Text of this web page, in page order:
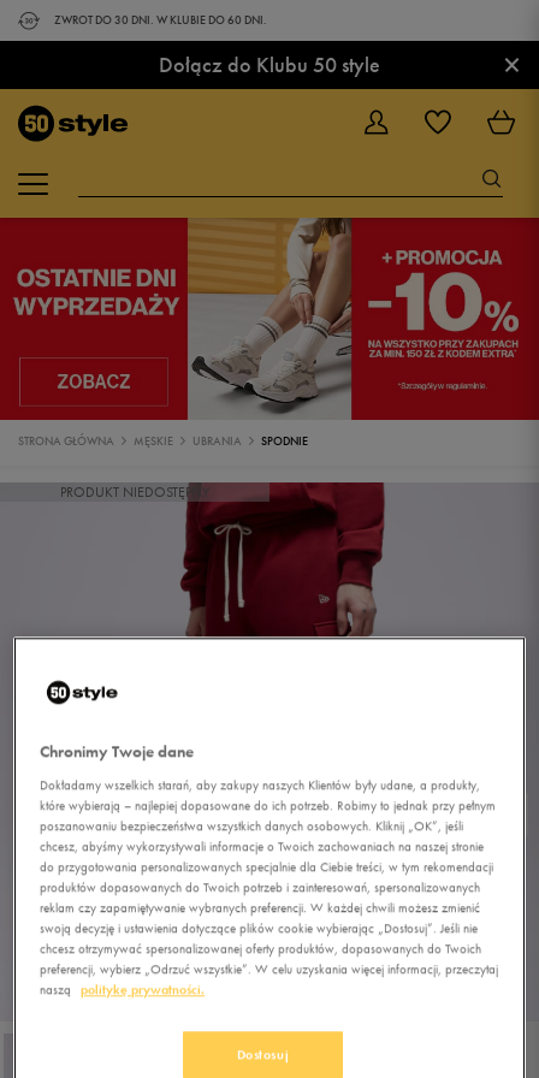
ZWROT DO 30 DNI. W KLUBIE DO 60 DNI.
Dołącz do Klubu 50 style ×
STRONA GŁÓWNA MĘSKIE UBRANIA SPODNIE
PRODUKT NIEDOSTĘPNY
Chronimy Twoje dane
Dokładamy wszelkich starań, aby zakupy naszych Klientów były udane, a produkty,
które wybierają – najlepiej dopasowane do ich potrzeb. Robimy to jednak przy pełnym
poszanowaniu bezpieczeństwa wszystkich danych osobowych. Kliknij „OK”, jeśli
chcesz, abyśmy wykorzystywali informacje o Twoich zachowaniach na naszej stronie
do przygotowania personalizowanych specjalnie dla Ciebie treści, w tym rekomendacji
produktów dopasowanych do Twoich potrzeb i zainteresowań, spersonalizowanych
reklam czy zapamiętywanie wybranych preferencji. W każdej chwili możesz zmienić
swoją decyzję i ustawienia dotyczące plików cookie wybierając „Dostosuj”. Jeśli nie
chcesz otrzymywać spersonalizowanej oferty produktów, dopasowanych do Twoich
preferencji, wybierz „Odrzuć wszystkie”. W celu uzyskania więcej informacji, przeczytaj
naszą
politykę prywatności.
Dostosuj